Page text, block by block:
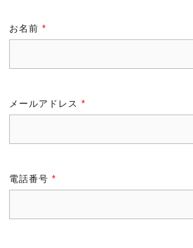
お名前 *
メールアドレス *
電話番号 *